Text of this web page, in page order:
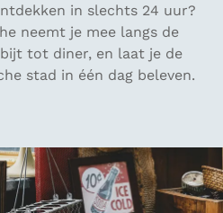
in slechts 24 uur?
neemt je mee langs de
tot diner, en laat je de
stad in één dag beleven.